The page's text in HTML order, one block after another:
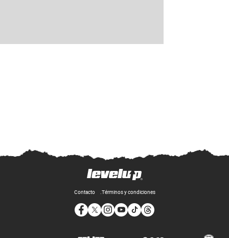
Contacto Términos y condiciones
Opens in new window
Opens in new window
Opens in new window
Opens in new window
Opens in new window
Opens in new window